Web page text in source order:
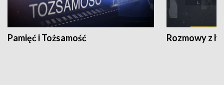
Pamięć i Tożsamość Rozmowy z